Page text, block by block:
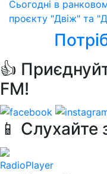
Сьогодні в
проєкту "Двіж" та
👍
FM!
📱 Слухайте
RadioPlayer